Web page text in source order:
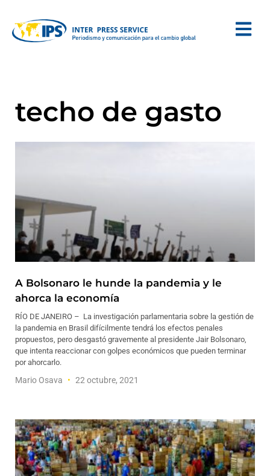
techo de gasto
A Bolsonaro le hunde la pandemia y le
ahorca la economía
RÍO DE JANEIRO – La investigación parlamentaria sobre la gestión de
la pandemia en Brasil difícilmente tendrá los efectos penales
propuestos, pero desgastó gravemente al presidente Jair Bolsonaro,
que intenta reaccionar con golpes económicos que pueden terminar
por ahorcarlo.
Mario Osava 22 octubre, 2021